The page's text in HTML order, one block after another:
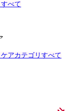
べて
アカテゴリすべて